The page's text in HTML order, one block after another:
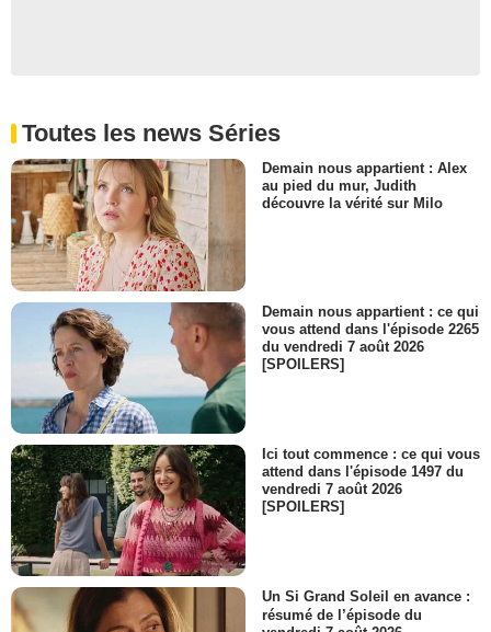
Toutes les news Séries
Demain nous appartient : Alex
au pied du mur, Judith
découvre la vérité sur Milo
Demain nous appartient : ce qui
vous attend dans l'épisode 2265
du vendredi 7 août 2026
[SPOILERS]
Ici tout commence : ce qui vous
attend dans l'épisode 1497 du
vendredi 7 août 2026
[SPOILERS]
Un Si Grand Soleil en avance :
résumé de l’épisode du